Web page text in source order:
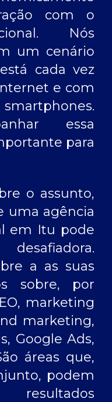
com o
Nós
um cenário
cada vez
e com
essa
para
o assunto,
uma agência
em Itu pode
a as suas
sobre, por
marketing
marketing,
Google Ads,
áreas que,
podem